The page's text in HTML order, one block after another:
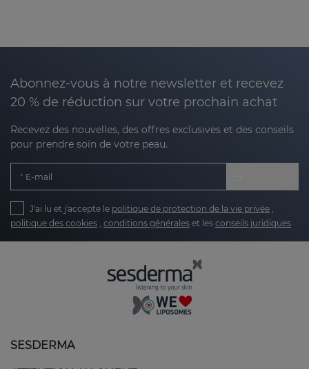
Abonnez-vous à notre newsletter et recevez
20 % de réduction sur votre prochain achat
Recevez des nouvelles, des offres exclusives et des conseils
pour prendre soin de votre peau.
E-mail
J'ai lu et j'accepte le politique de protection de la vie privée
politique des cookies conditions générales et les conseils juridiques
SESDERMA